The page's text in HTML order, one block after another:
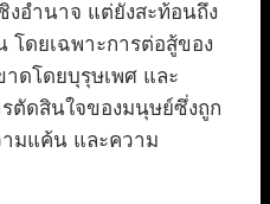
งอำนาจ แต่ยังสะท้อนถึง
โดยเฉพาะการต่อสู้ของ
ดโดยบุรุษเพศ และ
ตัดสินใจของมนุษย์ซึ่งถูก
มแค้น และความ